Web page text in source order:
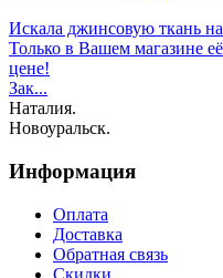
Искала джинсовую ткань
Только в Вашем магазине
цене!
Зак...
Наталия.
Новоуральск.
Информация
Оплата
Доставка
Обратная связь
Скидки